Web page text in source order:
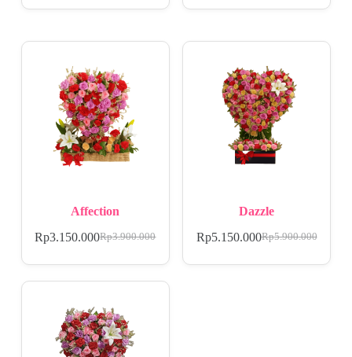
Affection
Rp3.900.000
Rp3.150.000
Dazzle
Rp5.900.000
Rp5.150.000